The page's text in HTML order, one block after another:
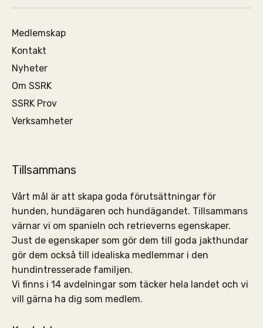
Medlemskap
Kontakt
Nyheter
Om SSRK
SSRK Prov
Verksamheter
Tillsammans
Vårt mål är att skapa goda förutsättningar för
hunden, hundägaren och hundägandet. Tillsammans
värnar vi om spanieln och retrieverns egenskaper.
Just de egenskaper som gör dem till goda jakthundar
gör dem också till idealiska medlemmar i den
hundintresserade familjen.
Vi finns i 14 avdelningar som täcker hela landet och vi
vill gärna ha dig som medlem.